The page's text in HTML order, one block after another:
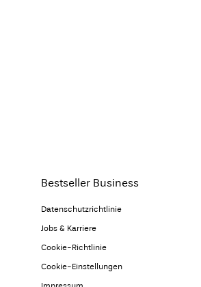
Bestseller Business
Datenschutzrichtlinie
Jobs & Karriere
Cookie-Richtlinie
Cookie-Einstellungen